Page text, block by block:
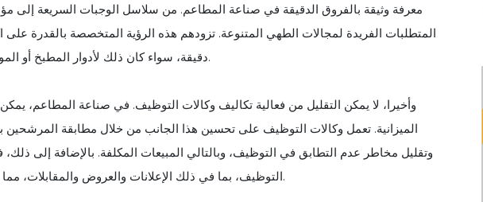
معرفة وثيقة بالفروق الدقيقة في صناعة المطاعم. من سلاسل الوجبات السريعة إلى
المتطلبات الفريدة لمجالات الطهي المتنوعة. تزودهم هذه الرؤية المتخصصة بالقدرة
دقيقة، سواء كان ذلك لأدوار المطبخ أو الموظفين أمام المنزل أو المناصب الإدارية.
وأخيرا، لا يمكن التقليل من فعالية تكاليف وكالات التوظيف. في صناعة المطاعم، يمكن
الميزانية. تعمل وكالات التوظيف على تحسين هذا الجانب من خلال مطابقة
وتقليل مخاطر عدم التطابق في التوظيف، وبالتالي المبيعات المكلفة. بالإضافة إلى ذلك،
التوظيف، بما في ذلك الإعلانات والعروض والمقابلات، مما يخفف المطاعم من هذه الأعباء المالية.